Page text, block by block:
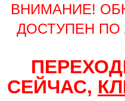
ВНИМАНИЕ!
ДОСТУПЕН ПО
СЕЙЧАС,